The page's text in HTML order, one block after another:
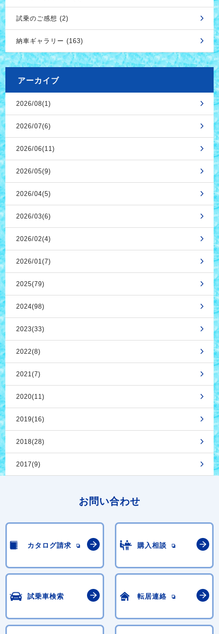
試乗のご感想 (2)
納車ギャラリー (163)
アーカイブ
2026/08(1)
2026/07(6)
2026/06(11)
2026/05(9)
2026/04(5)
2026/03(6)
2026/02(4)
2026/01(7)
2025(79)
2024(98)
2023(33)
2022(8)
2021(7)
2020(11)
2019(16)
2018(28)
2017(9)
お問い合わせ
カタログ請求 購入相談
試乗車検索 転居連絡